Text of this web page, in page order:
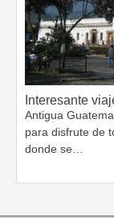
Interesante
Antigua
para disfrute de
donde se…